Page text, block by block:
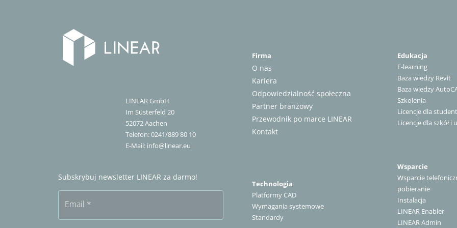
LINEAR GmbH
Im Süsterfeld 20
52072Aachen
Telefon:0241/889 80 10
E-Mail: info@linear.eu
Subskrybuj newsletter LINEAR za darmo!
Email *
Firma
O nas
Kariera
Odpowiedzialność społeczna
Partner branżowy
Przewodnik po marce LINEAR
Kontakt
Technologia
Platformy CAD
Wymagania systemowe
Standardy
Edukacja
E-learning
Baza wiedzy Revit
Baza wiedzy
Szkolenia
Licencje dla
Licencje dla szkół i
Wsparcie
Wsparcie
pobieranie
Instalacja
LINEAR Enabler
LINEAR Admin